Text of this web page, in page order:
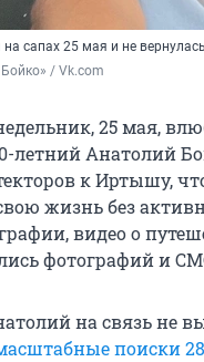
сапах 25 мая и не вернулась
/ Vk.com
25 мая,
летний Анатолий
к Иртышу,
жизнь без
видео о
фотографий и
на связь не
поиски